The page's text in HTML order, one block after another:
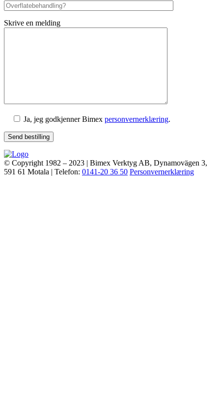
Skrive en melding
Ja, jeg godkjenner Bimex personvernerklæring.
© Copyright 1982 – 2023 | Bimex Verktyg AB, Dynamovägen 3,
591 61 Motala | Telefon: 0141-20 36 50 Personvernerklæring